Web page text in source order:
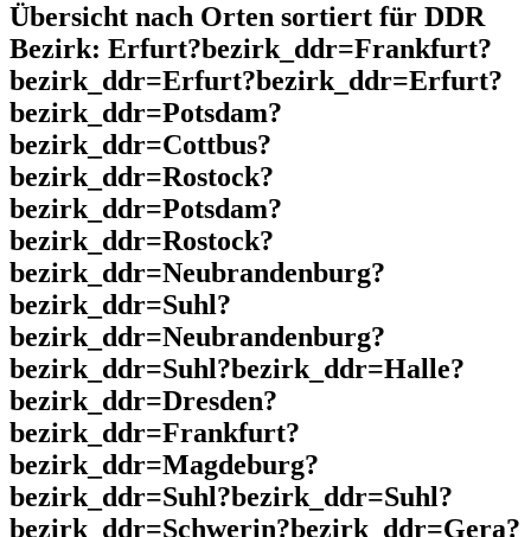
Übersicht nach Orten sortiert für DDR
Bezirk: Erfurt?bezirk_ddr=Frankfurt?
bezirk_ddr=Erfurt?bezirk_ddr=Erfurt?
bezirk_ddr=Potsdam?
bezirk_ddr=Cottbus?
bezirk_ddr=Rostock?
bezirk_ddr=Potsdam?
bezirk_ddr=Rostock?
bezirk_ddr=Neubrandenburg?
bezirk_ddr=Suhl?
bezirk_ddr=Neubrandenburg?
bezirk_ddr=Suhl?bezirk_ddr=Halle?
bezirk_ddr=Dresden?
bezirk_ddr=Frankfurt?
bezirk_ddr=Magdeburg?
bezirk_ddr=Suhl?bezirk_ddr=Suhl?
bezirk_ddr=Schwerin?bezirk_ddr=Gera?